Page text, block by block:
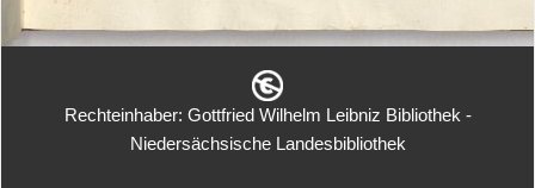
Rechteinhaber: Gottfried Wilhelm Leibniz Bibliothek -
Niedersächsische Landesbibliothek